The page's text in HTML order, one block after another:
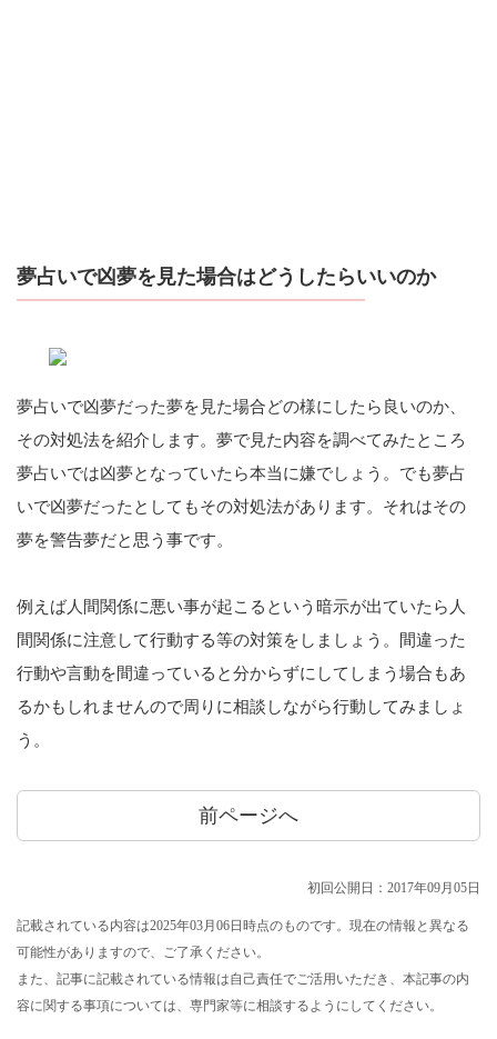
夢占いで凶夢を見た場合はどうしたらいいのか
夢占いで凶夢だった夢を見た場合どの様にしたら良いのか、
その対処法を紹介します。夢で見た内容を調べてみたところ
夢占いでは凶夢となっていたら本当に嫌でしょう。でも夢占
いで凶夢だったとしてもその対処法があります。それはその
夢を警告夢だと思う事です。
例えば人間関係に悪い事が起こるという暗示が出ていたら人
間関係に注意して行動する等の対策をしましょう。間違った
行動や言動を間違っていると分からずにしてしまう場合もあ
るかもしれませんので周りに相談しながら行動してみましょ
う。
前ページへ
初回公開日：2017年09月05日
記載されている内容は2025年03月06日時点のものです。現在の情報と異なる
可能性がありますので、ご了承ください。
また、記事に記載されている情報は自己責任でご活用いただき、本記事の内
容に関する事項については、専門家等に相談するようにしてください。